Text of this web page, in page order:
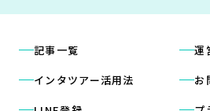
記事一覧
インタツアー活用法
運
お